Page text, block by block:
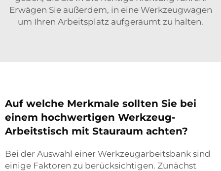
Erwägen Sie außerdem, in eine Werkzeugwagen
um Ihren Arbeitsplatz aufgeräumt zu halten.
Auf welche Merkmale sollten Sie bei
einem hochwertigen Werkzeug-
Arbeitstisch mit Stauraum achten?
Bei der Auswahl einer Werkzeugarbeitsbank sind
einige Faktoren zu berücksichtigen. Zunächst